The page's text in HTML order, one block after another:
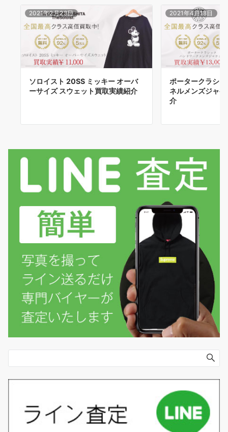
2021年2月23日
ソロイスト 20SS ミッキー オーバ
ーサイズ スウェット買取実績紹介
2021年4月18日
ポータークラシ
ネルメンズジャ
介